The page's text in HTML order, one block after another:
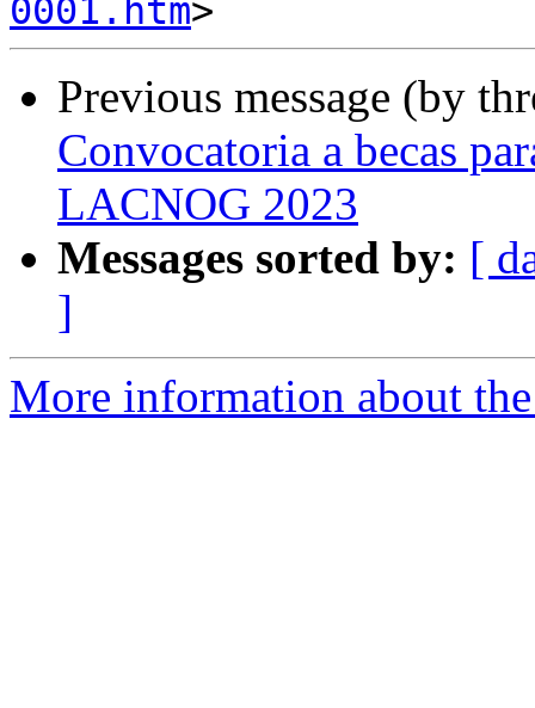
0001.htm
Previous message (by
Convocatoria a becas
LACNOG 2023
Messages sorted by: [
]
More information about